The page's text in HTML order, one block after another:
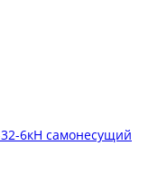
32-6кН самонесущий